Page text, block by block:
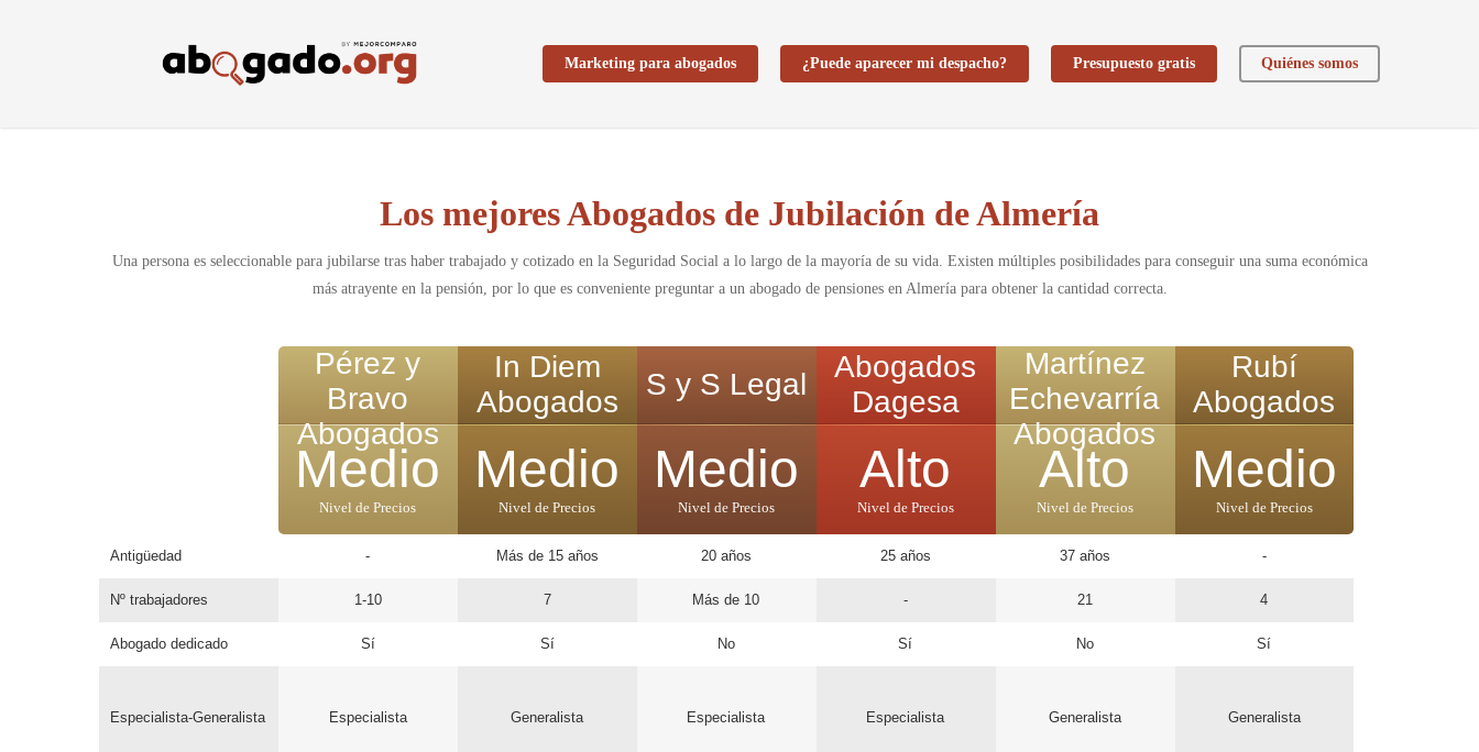
Marketing para abogados ¿Puede aparecer mi despacho? Presupuesto gratis Quiénes somos
Los mejores Abogados de Jubilación de Almería
Una persona es seleccionable para jubilarse tras haber trabajado y cotizado en la Seguridad Social a lo largo de la mayoría de su vida. Existen múltiples posibilidades para conseguir una suma económica
más atrayente en la pensión, por lo que es conveniente preguntar a un abogado de pensiones en Almería para obtener la cantidad correcta.
Antigüedad
Nº trabajadores
Abogado dedicado
Especialista-Generalista
Pérez y
Bravo
Abogados
Medio
Nivel de Precios
-
1-10
Sí
Especialista
In Diem
Abogados
Medio
Nivel de Precios
Más de 15 años
7
Sí
Generalista
S y S Legal
Medio
Nivel de Precios
20 años
Más de 10
No
Especialista
Abogados
Dagesa
Alto
Nivel de Precios
25 años
-
Sí
Especialista
Martínez
Echevarría
Abogados
Alto
Nivel de Precios
37 años
21
No
Generalista
Rubí
Abogados
Medio
Nivel de Precios
-
4
Sí
Generalista